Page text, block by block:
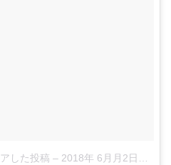
した投稿 – 2018年 6月月2日午前5時36分PDT